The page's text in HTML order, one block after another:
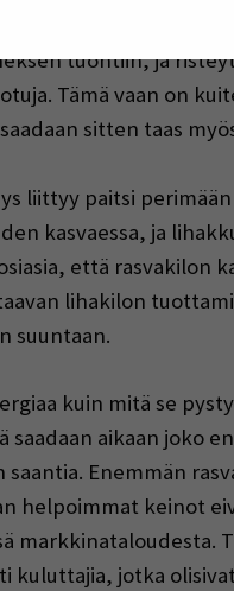
tuontiin, ja
Tämä vaan on
sitten taas
liittyy paitsi
kasvaessa, ja
että rasvakilon
lihakilon
suuntaan.
kuin mitä se
saadaan aikaan joko
Enemmän
helpoimmat keinot
jotka